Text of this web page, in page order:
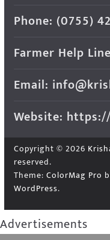
Phone: (0755)
Farmer Help
Email:
Website:
Copyright © 2026
reserved.
Theme: ColorMag Pro
WordPress.
Advertisements